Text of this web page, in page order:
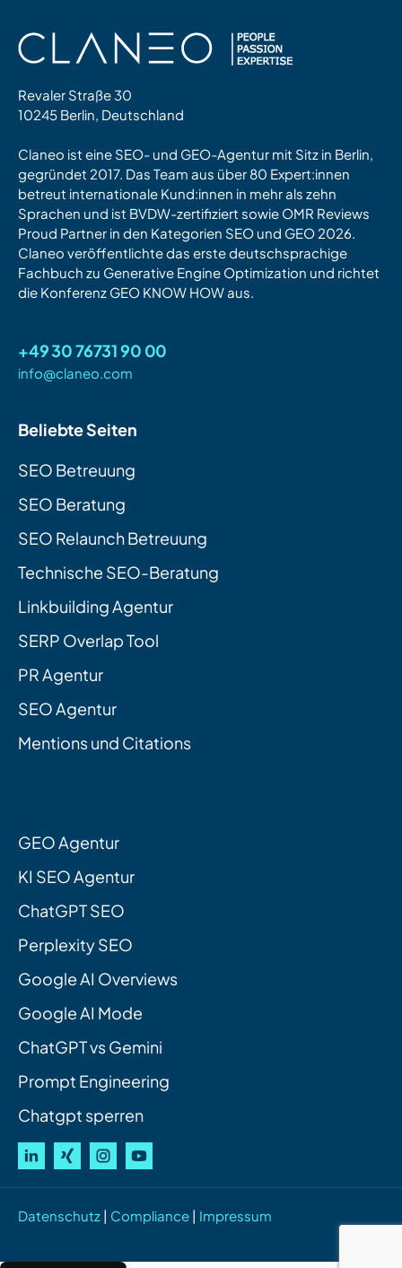
Revaler Straße 30
10245 Berlin, Deutschland
Claneo ist eine SEO- und GEO-Agentur mit Sitz in Berlin,
gegründet 2017. Das Team aus über 80 Expert:innen
betreut internationale Kund:innen in mehr als zehn
Sprachen und ist BVDW-zertifiziert sowie OMR Reviews
Proud Partner in den Kategorien SEO und GEO 2026.
Claneo veröffentlichte das erste deutschsprachige
Fachbuch zu Generative Engine Optimization und richtet
die Konferenz GEO KNOW HOW aus.
+49 30 76731 90 00
info@claneo.com
Beliebte Seiten
SEO Betreuung
SEO Beratung
SEO Relaunch Betreuung
Technische SEO-Beratung
Linkbuilding Agentur
SERP Overlap Tool
PR Agentur
SEO Agentur
Mentions und Citations
GEO Agentur
KI SEO Agentur
ChatGPT SEO
Perplexity SEO
Google AI Overviews
Google AI Mode
ChatGPT vs Gemini
Prompt Engineering
Chatgpt sperren
Datenschutz | Compliance | Impressum